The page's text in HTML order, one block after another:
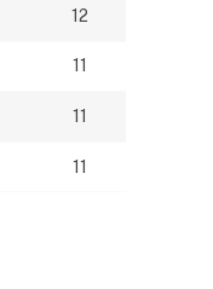
12
11
11
11